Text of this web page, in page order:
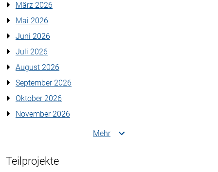
März 2026
Mai 2026
Juni 2026
Juli 2026
August 2026
September 2026
Oktober 2026
November 2026
Mehr
Teilprojekte